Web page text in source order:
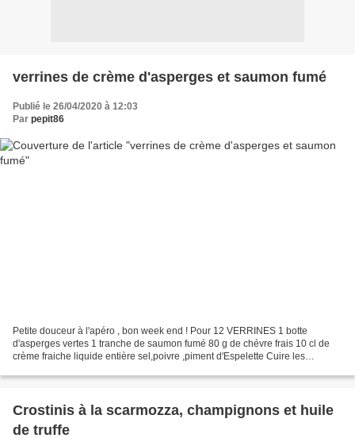
verrines de crème d'asperges et saumon fumé
Publié le 26/04/2020 à 12:03
Par pepit86
Petite douceur à l'apéro , bon week end ! Pour 12 VERRINES 1 botte
d'asperges vertes 1 tranche de saumon fumé 80 g de chévre frais 10 cl de
crème fraiche liquide entière sel,poivre ,piment d'Espelette Cuire les
Crostinis à la scarmozza, champignons et huile
de truffe